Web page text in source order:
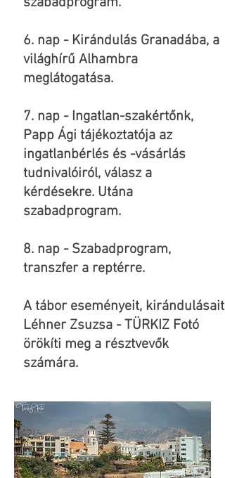
6. nap - Kirándulás Granadába, a
világhírű Alhambra
meglátogatása.
7. nap - Ingatlan-szakértőnk,
Papp Ági tájékoztatója az
ingatlanbérlés és -vásárlás
tudnivalóiról, válasz a
kérdésekre. Utána
szabadprogram.
8. nap - Szabadprogram,
transzfer a reptérre.
A tábor eseményeit, kirándulásait
Léhner Zsuzsa - TÜRKIZ Fotó
örökíti meg a résztvevők
számára.